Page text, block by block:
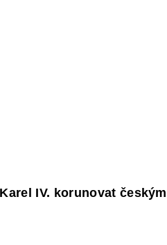
IV. korunovat českým